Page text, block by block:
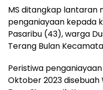
MS ditangkap lantaran
penganiayaan kepada
Pasaribu (43), warga
Terang Bulan
Peristiwa
Oktober 2023